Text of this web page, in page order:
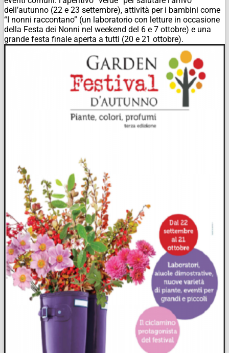
dell’autunno (22 e 23 settembre), attività per i bambini come
“I nonni raccontano” (un laboratorio con letture in occasione
della Festa dei Nonni nel weekend del 6 e 7 ottobre) e una
grande festa finale aperta a tutti (20 e 21 ottobre).